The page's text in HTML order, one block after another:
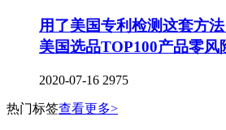
用了美国专利检测这套方
美国选品TOP100产品零风
2020-07-16 2975
热门标签查看更多>